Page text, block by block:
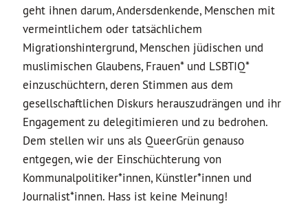
geht ihnen darum, Andersdenkende, Menschen mit
vermeintlichem oder tatsächlichem
Migrationshintergrund, Menschen jüdischen und
muslimischen Glaubens, Frauen* und LSBTIQ*
einzuschüchtern, deren Stimmen aus dem
gesellschaftlichen Diskurs herauszudrängen und ihr
Engagement zu delegitimieren und zu bedrohen.
Dem stellen wir uns als QueerGrün genauso
entgegen, wie der Einschüchterung von
Kommunalpolitiker*innen, Künstler*innen und
Journalist*innen. Hass ist keine Meinung!